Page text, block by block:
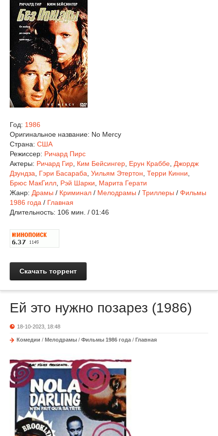
Год: 1986
Оригинальное название: No Mercy
Страна: США
Режиссер: Ричард Пирс
Актеры: Ричард Гир Ким Бейсингер Ерун Краббе Джордж
Дзундза
Гэри Басараба Уильям Этертон Терри Кинни
Брюс МакГилл Рэй Шарки
Марита Герати
Жанр: Драмы / Криминал / Мелодрамы / Триллеры / Фильмы
1986 года / Главная
Длительность: 106 мин. / 01:46
Скачать торрент
Ей это нужно позарез (1986)
18-10-2023, 18:48
Комедии / Мелодрамы / Фильмы 1986 года / Главная